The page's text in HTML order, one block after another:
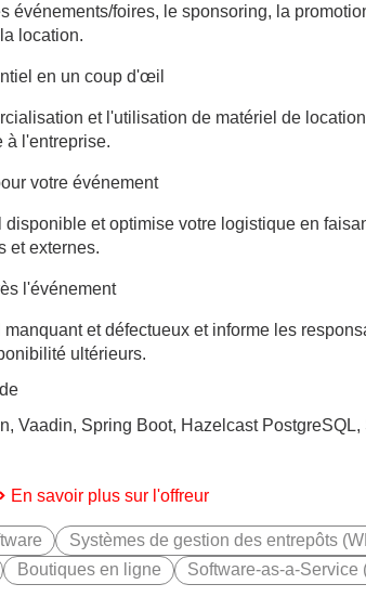
événements/foires, le sponsoring, la
location.
en un coup d'œil
et l'utilisation de matériel de
à l'entreprise.
votre événement
et optimise votre logistique en
et externes.
l'événement
et défectueux et informe les
ultérieurs.
Vaadin, Spring Boot, Hazelcast PostgreSQL,
En savoir plus sur l'offreur
Systèmes de gestion des entrepôts
Boutiques en ligne Software-as-a-Service